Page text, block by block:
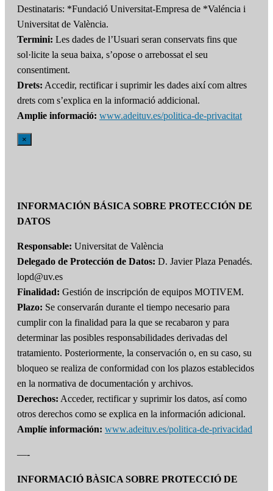
Destinataris: *Fundació Universitat-Empresa de *Valéncia i
Universitat de València.
Termini: Les dades de l’Usuari seran conservats fins que
sol·licite la seua baixa, s’opose o arrebossat el seu
consentiment.
Drets: Accedir, rectificar i suprimir les dades així com altres
drets com s’explica en la informació addicional.
Amplie informació: www.adeituv.es/politica-de-privacitat
×
INFORMACIÓN BÁSICA SOBRE PROTECCIÓN DE
DATOS
Responsable: Universitat de València
Delegado de Protección de Datos: D. Javier Plaza Penadés.
lopd@uv.es
Finalidad: Gestión de inscripción de equipos MOTIVEM.
Plazo: Se conservarán durante el tiempo necesario para
cumplir con la finalidad para la que se recabaron y para
determinar las posibles responsabilidades derivadas del
tratamiento. Posteriormente, la conservación o, en su caso, su
bloqueo se realiza de conformidad con los plazos establecidos
en la normativa de documentación y archivos.
Derechos: Acceder, rectificar y suprimir los datos, así como
otros derechos como se explica en la información adicional.
Amplíe información: www.adeituv.es/politica-de-privacidad
—-
INFORMACIÓ BÀSICA SOBRE PROTECCIÓ DE